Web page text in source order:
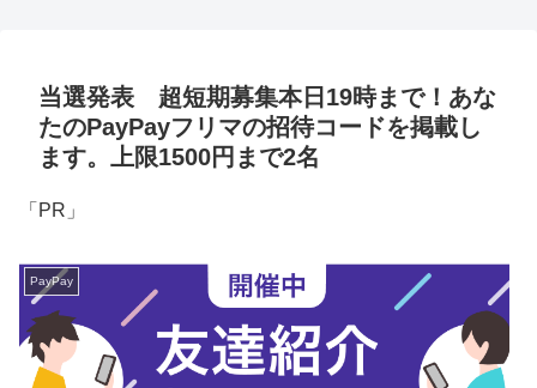
当選発表 超短期募集本日19時まで！あな
たのPayPayフリマの招待コードを掲載し
ます。上限1500円まで2名
「PR」
PayPay